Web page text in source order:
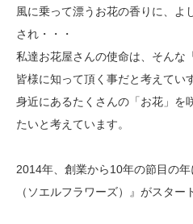
風に乗って漂うお花の香りに、よ
され・・・
私達お花屋さんの使命は、そんな
皆様に知って頂く事だと考えてい
身近にあるたくさんの「お花」を
たいと考えています。
2014年、創業から10年の節目の
（ソエルフラワーズ）』がスター